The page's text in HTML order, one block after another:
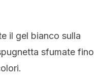
il gel bianco sulla
sfumate fino